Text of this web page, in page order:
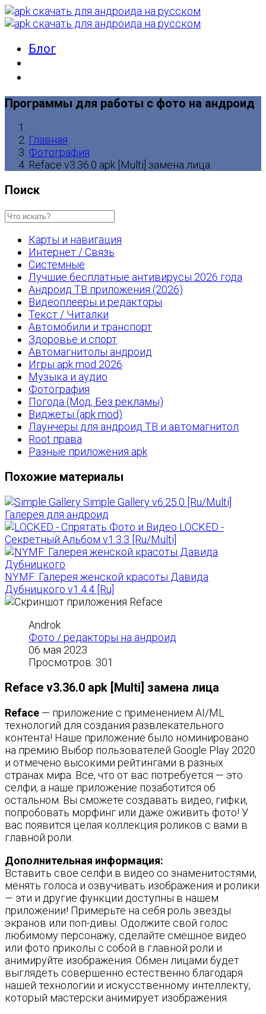
Блог
Программы для работы с фото на андроид
Главная
Фотография
Reface v3.36.0 apk [Multi] замена лица
Поиск
Карты и навигация
Интернет / Связь
Системные
Лучшие бесплатные антивирусы 2026 года
Андроид ТВ приложения (2026)
Видеоплееры и редакторы
Текст / Читалки
Автомобили и транспорт
Здоровье и спорт
Автомагнитолы андроид
Игры apk mod 2026
Музыка и аудио
Фотография
Погода (Мод, Без рекламы)
Виджеты (apk mod)
Лаунчеры для андроид ТВ и автомагнитол
Root права
Разные приложения apk
Похожие материалы
Simple Gallery v6.25.0 [Ru/Multi]
Галерея для андроид
LOCKED -
Секретный Альбом v1.3.3 [Ru/Multi]
NYMF: Галерея женской красоты Давида
Дубницкого v1.4.4 [Ru]
Androk
Фото / редакторы на андроид
06 мая 2023
Просмотров: 301
Reface v3.36.0 apk [Multi] замена лица
Reface — приложение с применением AI/ML
технологий для создания развлекательного
контента! Наше приложение было номинировано
на премию Выбор пользователей Google Play 2020
и отмечено высокими рейтингами в разных
странах мира. Все, что от вас потребуется — это
селфи, а наше приложение позаботится об
остальном. Вы сможете создавать видео, гифки,
попробовать морфинг или даже оживить фото! У
вас появится целая коллекция роликов с вами в
главной роли.
Дополнительная информация:
Вставить свое селфи в видео со знаменитостями,
менять голоса и озвучивать изображения и ролики
— эти и другие функции доступны в нашем
приложении! Примерьте на себя роль звезды
экранов или поп-дивы. Одолжите свой голос
любимому персонажу, сделайте смешное видео
или фото приколы с собой в главной роли и
анимируйте изображения. Обмен лицами будет
выглядеть совершенно естественно благодаря
нашей технологии и искусственному интеллекту,
который мастерски анимирует изображения.